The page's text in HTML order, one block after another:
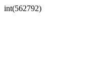
int(562792)